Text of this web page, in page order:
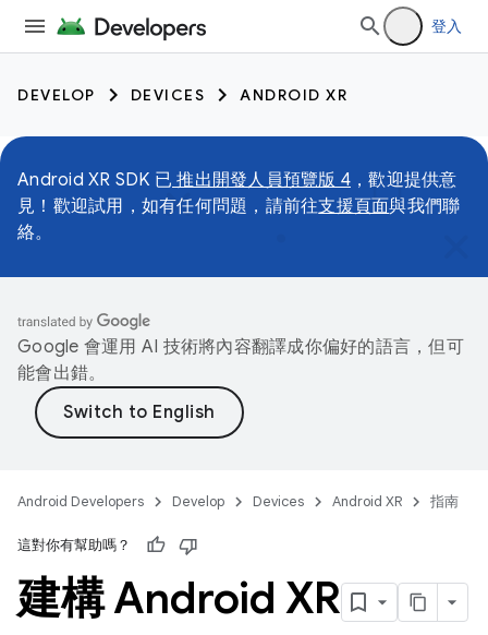
登入
DEVELOP DEVICES ANDROID XR
Android XR SDK 已 推出開發人員預覽版 4 ，歡迎提供意
見！歡迎試用，如有任何問題，請前往支援頁面與我們聯
絡。
Google 會運用 AI 技術將內容翻譯成你偏好的語言，但可
能會出錯。
Android Developers Develop Devices Android XR 指南
這對你有幫助嗎？
建構 Android XR